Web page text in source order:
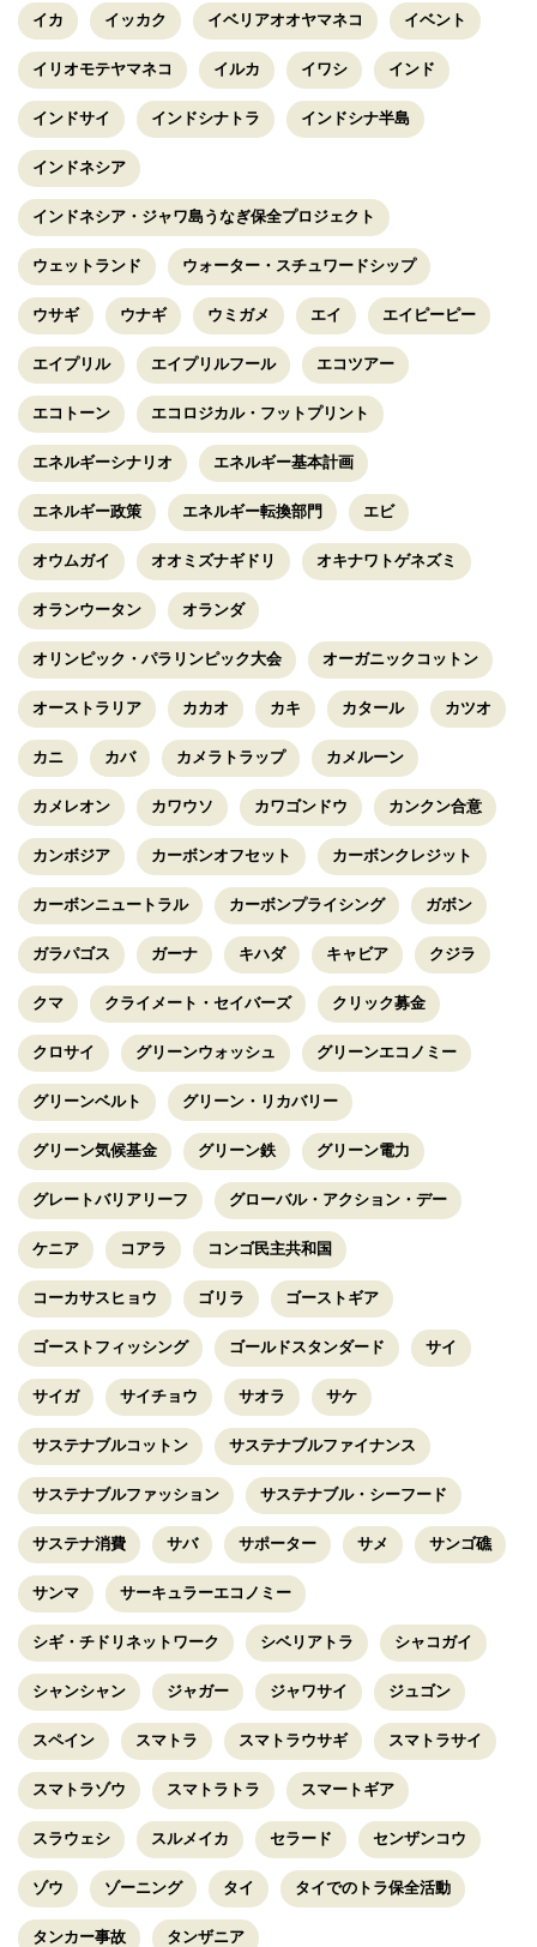
イカ イッカク イベリアオオヤマネコ イベント
イリオモテヤマネコ イルカ イワシ インド
インドサイ インドシナトラ インドシナ半島
インドネシア
インドネシア・ジャワ島うなぎ保全プロジェクト
ウェットランド ウォーター・スチュワードシップ
ウサギ ウナギ ウミガメ エイ エイピーピー
エイプリル エイプリルフール エコツアー
エコトーン エコロジカル・フットプリント
エネルギーシナリオ エネルギー基本計画
エネルギー政策 エネルギー転換部門 エビ
オウムガイ オオミズナギドリ オキナワトゲネズミ
オランウータン オランダ
オリンピック・パラリンピック大会 オーガニックコットン
オーストラリア カカオ カキ カタール カツオ
カニ カバ カメラトラップ カメルーン
カメレオン カワウソ カワゴンドウ カンクン合意
カンボジア カーボンオフセット カーボンクレジット
カーボンニュートラル カーボンプライシング ガボン
ガラパゴス ガーナ キハダ キャビア クジラ
クマ クライメート・セイバーズ クリック募金
クロサイ グリーンウォッシュ グリーンエコノミー
グリーンベルト グリーン・リカバリー
グリーン気候基金 グリーン鉄 グリーン電力
グレートバリアリーフ グローバル・アクション・デー
ケニア コアラ コンゴ民主共和国
コーカサスヒョウ ゴリラ ゴーストギア
ゴーストフィッシング ゴールドスタンダード サイ
サイガ サイチョウ サオラ サケ
サステナブルコットン サステナブルファイナンス
サステナブルファッション サステナブル・シーフード
サステナ消費 サバ サポーター サメ サンゴ礁
サンマ サーキュラーエコノミー
シギ・チドリネットワーク シベリアトラ シャコガイ
シャンシャン ジャガー ジャワサイ ジュゴン
スペイン スマトラ スマトラウサギ スマトラサイ
スマトラゾウ スマトラトラ スマートギア
スラウェシ スルメイカ セラード センザンコウ
ゾウ ゾーニング タイ タイでのトラ保全活動
タンカー事故 タンザニア